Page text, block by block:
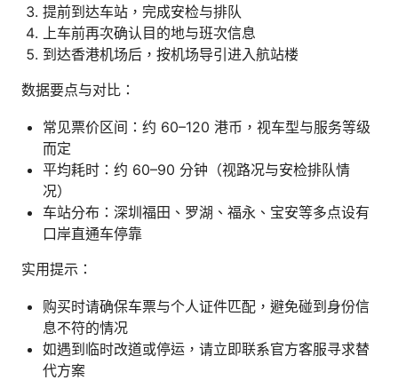
提前到达车站，完成安检与排队
上车前再次确认目的地与班次信息
到达香港机场后，按机场导引进入航站楼
数据要点与对比：
常见票价区间：约 60–120 港币，视车型与服务等级
而定
平均耗时：约 60–90 分钟（视路况与安检排队情
况）
车站分布：深圳福田、罗湖、福永、宝安等多点设有
口岸直通车停靠
实用提示：
购买时请确保车票与个人证件匹配，避免碰到身份信
息不符的情况
如遇到临时改道或停运，请立即联系官方客服寻求替
代方案